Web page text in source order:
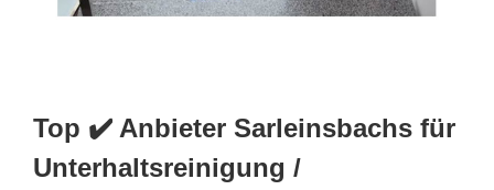
Top ✔️ Anbieter Sarleinsbachs für
Unterhaltsreinigung /